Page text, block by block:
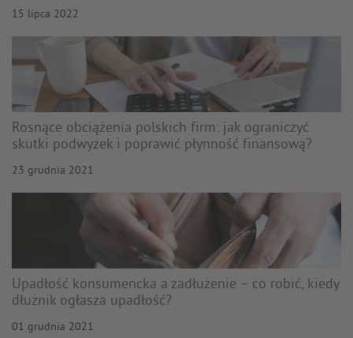
15 lipca 2022
Rosnące obciążenia polskich firm: jak ograniczyć
skutki podwyżek i poprawić płynność finansową?
23 grudnia 2021
Upadłość konsumencka a zadłużenie – co robić, kiedy
dłużnik ogłasza upadłość?
01 grudnia 2021